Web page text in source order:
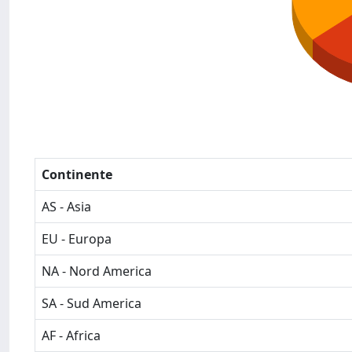
Continente
AS - Asia
EU - Europa
NA - Nord America
SA - Sud America
AF - Africa